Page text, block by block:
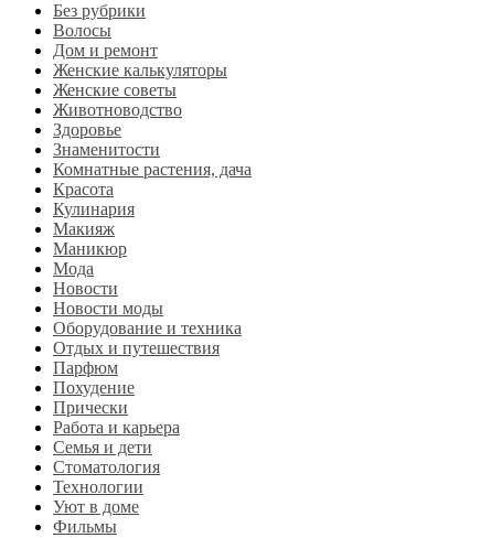
Без рубрики
Волосы
Дом и ремонт
Женские калькуляторы
Женские советы
Животноводство
Здоровье
Знаменитости
Комнатные растения, дача
Красота
Кулинария
Макияж
Маникюр
Мода
Новости
Новости моды
Оборудование и техника
Отдых и путешествия
Парфюм
Похудение
Прически
Работа и карьера
Семья и дети
Стоматология
Технологии
Уют в доме
Фильмы